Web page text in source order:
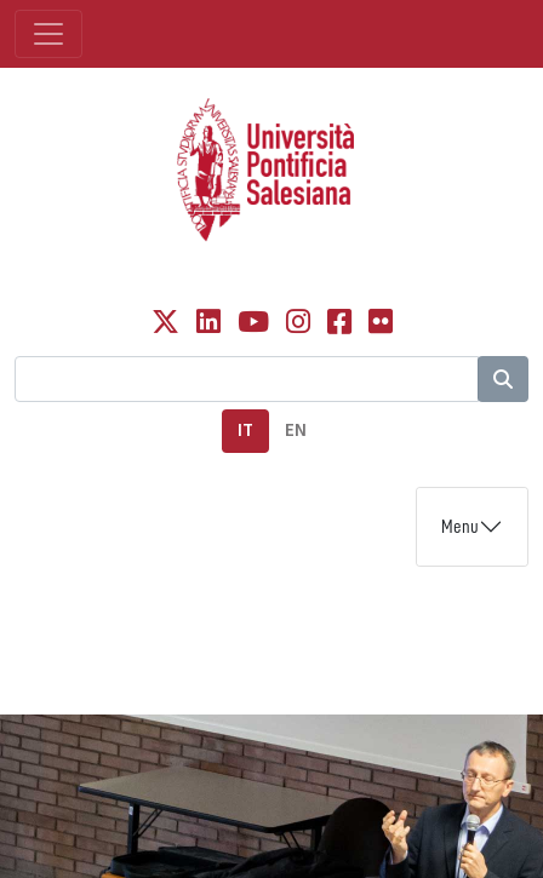
IT EN
Menu